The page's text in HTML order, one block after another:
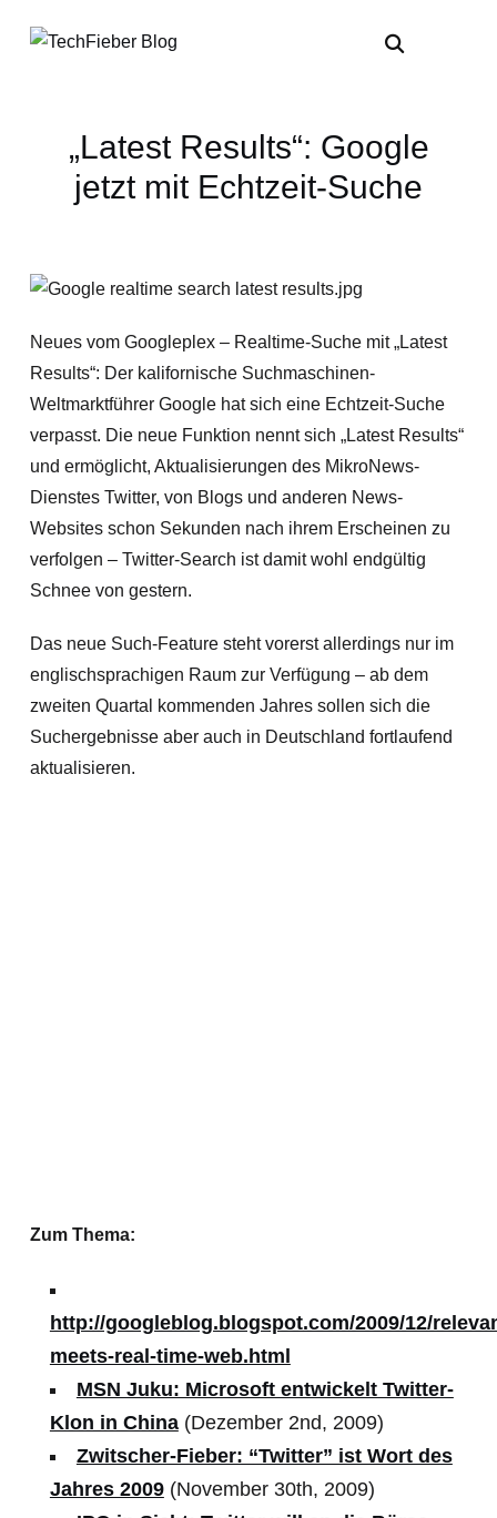
„Latest Results“: Google
jetzt mit Echtzeit-Suche
Neues vom Googleplex – Realtime-Suche mit „Latest
Results“: Der kalifornische Suchmaschinen-
Weltmarktführer Google hat sich eine Echtzeit-Suche
verpasst. Die neue Funktion nennt sich „Latest Results“
und ermöglicht, Aktualisierungen des MikroNews-
Dienstes Twitter, von Blogs und anderen News-
Websites schon Sekunden nach ihrem Erscheinen zu
verfolgen – Twitter-Search ist damit wohl endgültig
Schnee von gestern.
Das neue Such-Feature steht vorerst allerdings nur im
englischsprachigen Raum zur Verfügung – ab dem
zweiten Quartal kommenden Jahres sollen sich die
Suchergebnisse aber auch in Deutschland fortlaufend
aktualisieren.
Zum Thema:
http://googleblog.blogspot.com/2009/12/
meets-real-time-web.html
MSN Juku: Microsoft entwickelt Twitter-
Klon in China(Dezember 2nd, 2009)
Zwitscher-Fieber: “Twitter” ist Wort des
Jahres 2009(November 30th, 2009)